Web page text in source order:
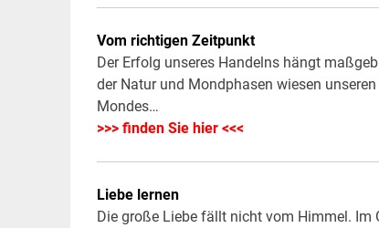
Vom richtigen Zeitpunkt
Der Erfolg unseres Handelns hängt
der Natur und Mondphasen wiesen
Mondes…
>>> finden Sie hier <<<
Liebe lernen
Die große Liebe fällt nicht vom Himmel. Im